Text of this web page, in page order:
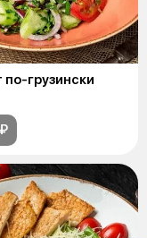
по-грузински